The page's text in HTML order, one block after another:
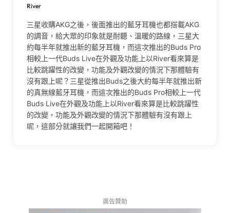
River
三星收購AKG之後，後面推出的藍牙耳機也都搭載AKG
的調音，給大眾的印象就是耐聽、溫暖的路線，三星大
約每半年就推出新的藍牙耳機，而這次推出的Buds Pro
相較上一代Buds Live在外觀及功能上以River看來算是
比較跳躍性的改變，功能及外觀改變的情況下那體驗有
沒有跟上呢？三星從推出Buds之後大約每半年就推出新
的真無線藍牙耳機，而這次推出的Buds Pro相較上一代
Buds Live在外觀及功能上以River看來算是比較跳躍性
的改變，功能及外觀改變的情況下那體驗有沒有跟上
呢，這部分就讓我們一起開箱吧！
廣告贊助